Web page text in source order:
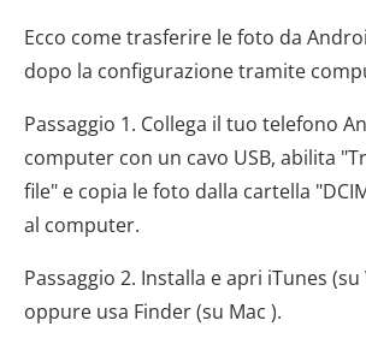
Ecco come trasferire le foto da
dopo la configurazione tramite
Passaggio 1. Collega il tuo telefono
computer con un cavo USB, abilita
file" e copia le foto dalla cartella
al computer.
Passaggio 2. Installa e apri iTunes
oppure usa Finder (su Mac ).